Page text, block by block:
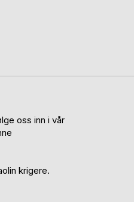
oss inn i vår
krigere.